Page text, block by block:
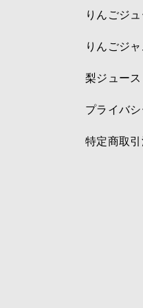
りんごジ
りんごジャ
梨ジュース
プライバ
特定商取